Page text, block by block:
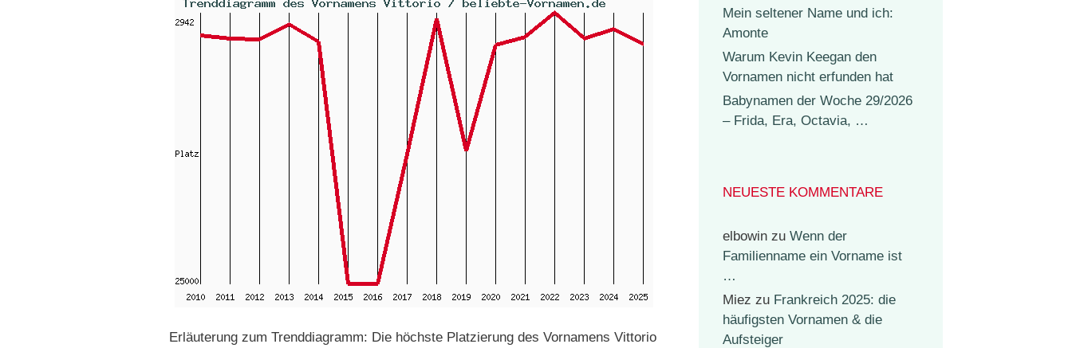
Erläuterung zum Trenddiagramm: Die höchste Platzierung des Vornamens Vittorio
Mein seltener Name und ich:
Amonte
Warum Kevin Keegan den
Vornamen nicht erfunden hat
Babynamen der Woche 29/2026
– Frida, Era, Octavia, …
NEUESTE KOMMENTARE
elbowin zu Wenn der
Familienname ein Vorname ist
…
Miez zu Frankreich 2025: die
häufigsten Vornamen & die
Aufsteiger